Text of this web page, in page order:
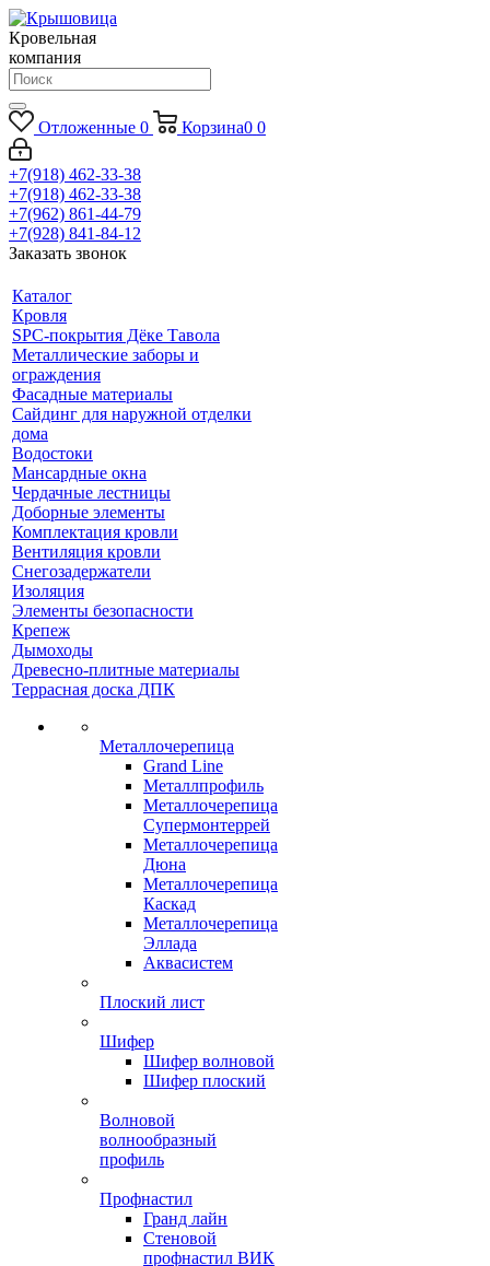
Кровельная
компания
Отложенные 0 Корзина0 0
+7(918) 462-33-38
+7(918) 462-33-38
+7(962) 861-44-79
+7(928) 841-84-12
Заказать звонок
Каталог
Кровля
SPC-покрытия Дёке Тавола
Металлические заборы и
ограждения
Фасадные материалы
Сайдинг для наружной отделки
дома
Водостоки
Мансардные окна
Чердачные лестницы
Доборные элементы
Комплектация кровли
Вентиляция кровли
Снегозадержатели
Изоляция
Элементы безопасности
Крепеж
Дымоходы
Древесно-плитные материалы
Террасная доска ДПК
Металлочерепица
Grand Line
Металлпрофиль
Металлочерепица
Супермонтеррей
Металлочерепица
Дюна
Металлочерепица
Каскад
Металлочерепица
Эллада
Аквасистем
Плоский лист
Шифер
Шифер волновой
Шифер плоский
Волновой
волнообразный
профиль
Профнастил
Гранд лайн
Стеновой
профнастил ВИК